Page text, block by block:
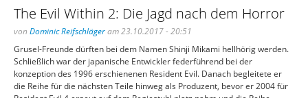
The Evil Within 2: Die Jagd nach dem Horror
von Dominic Reifschlägeram 23.10.2017 - 20:51
Grusel-Freunde dürften bei dem Namen Shinji Mikami hellhörig werden.
Schließlich war der japanische Entwickler federführend bei der
konzeption des 1996 erschienenen Resident Evil. Danach begleitete er
die Reihe für die nächsten Teile hinweg als Produzent, bevor er 2004 für